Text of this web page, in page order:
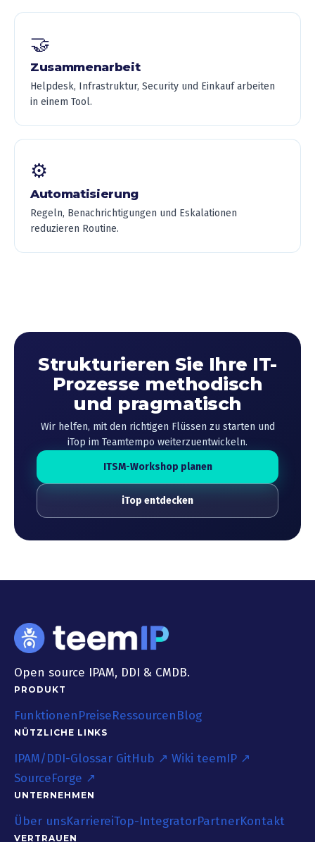
🤝
Zusammenarbeit
Helpdesk, Infrastruktur, Security und Einkauf arbeiten
in einem Tool.
⚙️
Automatisierung
Regeln, Benachrichtigungen und Eskalationen
reduzieren Routine.
Strukturieren Sie Ihre IT-
Prozesse methodisch
und pragmatisch
Wir helfen, mit den richtigen Flüssen zu starten und
iTop im Teamtempo weiterzuentwickeln.
ITSM-Workshop planen
iTop entdecken
Open source IPAM, DDI & CMDB.
PRODUKT
FunktionenPreiseRessourcenBlog
NÜTZLICHE LINKS
IPAM/DDI-Glossar GitHub ↗ Wiki teemIP ↗
SourceForge ↗
UNTERNEHMEN
Über unsKarriereiTop-IntegratorPartnerKontakt
VERTRAUEN